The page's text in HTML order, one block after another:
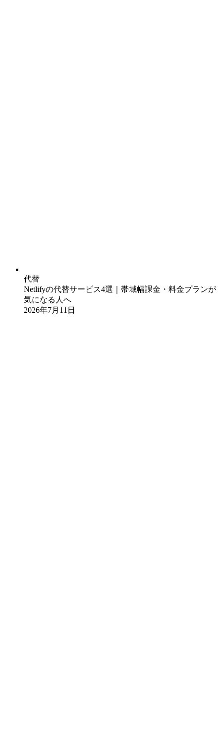
代替
Netlifyの代替サービス4選｜帯域幅課金・料金プランが
気になる人へ
2026年7月11日